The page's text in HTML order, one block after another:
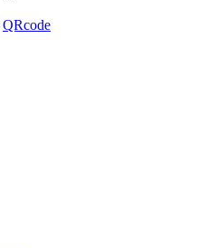
QRcode